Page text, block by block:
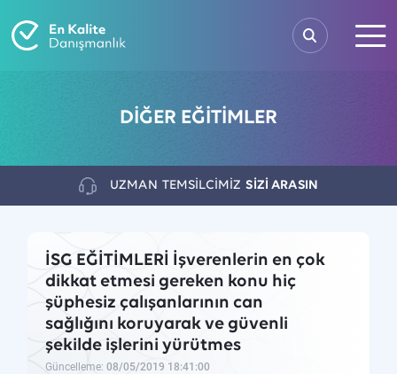
DİĞER EĞİTİMLER
UZMAN TEMSİLCİMİZ SİZİ ARASIN
İSG EĞİTİMLERİ İşverenlerin en çok
dikkat etmesi gereken konu hiç
şüphesiz çalışanlarının can
sağlığını koruyarak ve güvenli
şekilde işlerini yürütmes
Güncelleme:08/05/2019 18:41:00